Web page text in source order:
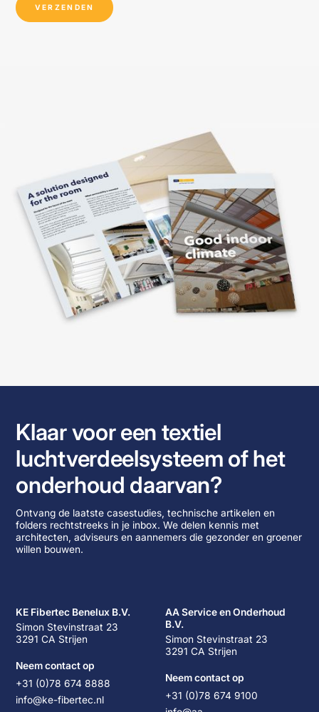
Klaar voor een textiel
luchtverdeelsysteem of het
onderhoud daarvan?
Ontvang de laatste casestudies, technische artikelen en
folders rechtstreeks in je inbox. We delen kennis met
architecten, adviseurs en aannemers die gezonder en groener
willen bouwen.
KE Fibertec Benelux B.V.
Simon Stevinstraat 23
3291 CA Strijen
Neem contact op
+31 (0)78 674 8888
info@ke-fibertec.nl
AA Service en Onderhoud
B.V.
Simon Stevinstraat 23
3291 CA Strijen
Neem contact op
+31 (0)78 674 9100